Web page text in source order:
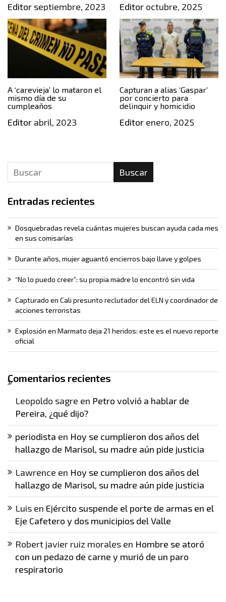
Editor septiembre, 2023 Editoroctubre, 2025
A ‘carevieja’ lo mataron el
mismo día de su
cumpleaños
Editor abril, 2023
Capturan a alias ‘Gaspar’
por concierto para
delinquir y homicidio
Editorenero, 2025
Buscar
Entradas recientes
Dosquebradas revela cuántas mujeres buscan ayuda cada mes
en sus comisarías
Durante años, mujer aguantó encierros bajo llave y golpes
“No lo puedo creer”: su propia madre lo encontró sin vida
Capturado en Cali presunto reclutador del ELN y coordinador de
acciones terroristas
Explosión en Marmato deja 21 heridos: este es el nuevo reporte
oficial
Comentarios recientes
Leopoldo sagre en Petro volvió a hablar de
Pereira, ¿qué dijo?
periodista en Hoy se cumplieron dos años del
hallazgo de Marisol, su madre aún pide justicia
Lawrence en Hoy se cumplieron dos años del
hallazgo de Marisol, su madre aún pide justicia
Luis en Ejército suspende el porte de armas en el
Eje Cafetero y dos municipios del Valle
Robert javier ruiz morales en Hombre se atoró
con un pedazo de carne y murió de un paro
respiratorio